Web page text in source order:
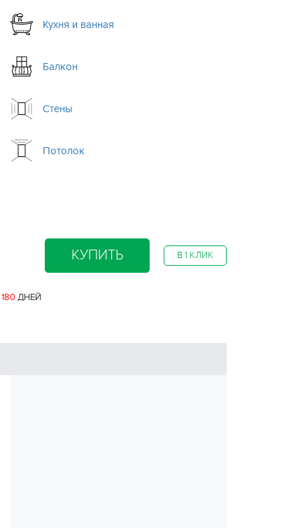
Кухня и ванная
Балкон
Стены
Потолок
КУПИТЬ В 1 КЛИК
180ДНЕЙ